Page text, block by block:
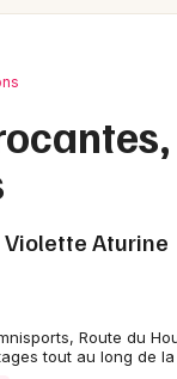
Aturine
Route du
tout au long de